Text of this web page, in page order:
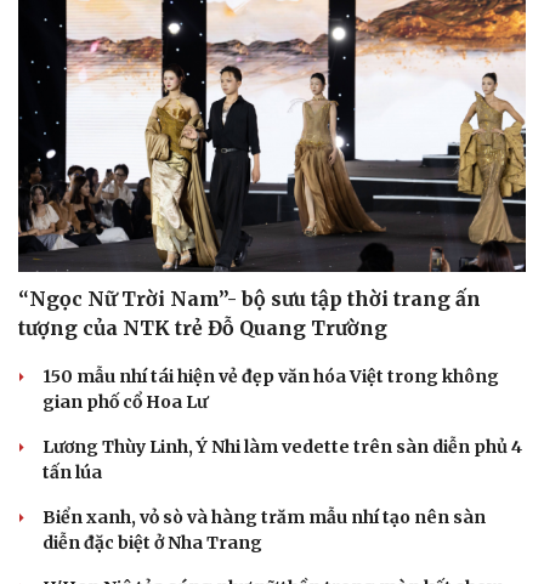
“Ngọc Nữ Trời Nam”- bộ sưu tập thời trang ấn
tượng của NTK trẻ Đỗ Quang Trường
150 mẫu nhí tái hiện vẻ đẹp văn hóa Việt trong không
gian phố cổ Hoa Lư
Lương Thùy Linh, Ý Nhi làm vedette trên sàn diễn phủ 4
tấn lúa
Biển xanh, vỏ sò và hàng trăm mẫu nhí tạo nên sàn
diễn đặc biệt ở Nha Trang